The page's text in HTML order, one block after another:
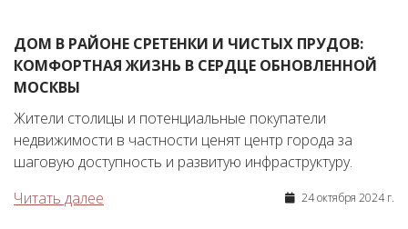
ДОМ В РАЙОНЕ СРЕТЕНКИ И ЧИСТЫХ ПРУДОВ:
КОМФОРТНАЯ ЖИЗНЬ В СЕРДЦЕ ОБНОВЛЕННОЙ
МОСКВЫ
Жители столицы и потенциальные покупатели
недвижимости в частности ценят центр города за
шаговую доступность и развитую инфраструктуру.
Читать далее
24 октября 2024 г.